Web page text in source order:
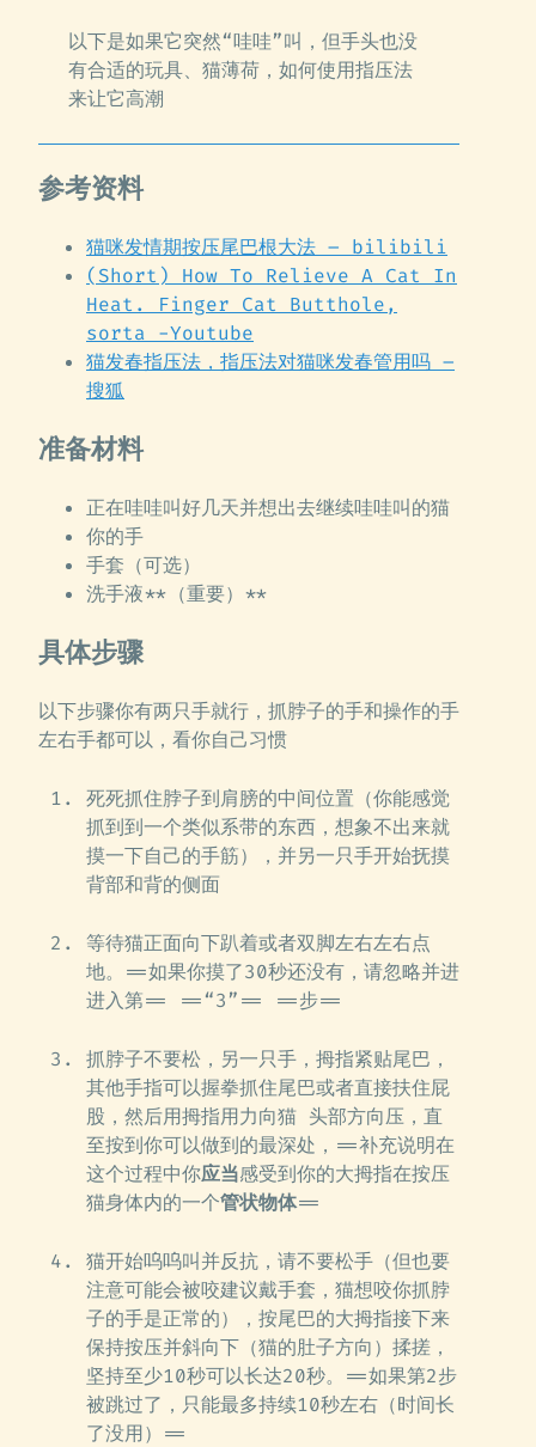
以下是如果它突然“哇哇”叫，但手头也没
有合适的玩具、猫薄荷，如何使用指压法
来让它高潮
参考资料
猫咪发情期按压尾巴根大法 – bilibili
(Short) How To Relieve A Cat In
Heat. Finger Cat Butthole,
sorta -Youtube
猫发春指压法，指压法对猫咪发春管用吗 –
搜狐
准备材料
正在哇哇叫好几天并想出去继续哇哇叫的猫
你的手
手套（可选）
洗手液**（重要）**
具体步骤
以下步骤你有两只手就行，抓脖子的手和操作的手
左右手都可以，看你自己习惯
死死抓住脖子到肩膀的中间位置（你能感觉
抓到到一个类似系带的东西，想象不出来就
摸一下自己的手筋），并另一只手开始抚摸
背部和背的侧面
等待猫正面向下趴着或者双脚左右左右点
地。==如果你摸了30秒还没有，请忽略并进
进入第== ==“3”== ==步==
抓脖子不要松，另一只手，拇指紧贴尾巴，
其他手指可以握拳抓住尾巴或者直接扶住屁
股，然后用拇指用力向猫 头部方向压，直
至按到你可以做到的最深处，==补充说明在
这个过程中你应当感受到你的大拇指在按压
猫身体内的一个管状物体==
猫开始呜呜叫并反抗，请不要松手（但也要
注意可能会被咬建议戴手套，猫想咬你抓脖
子的手是正常的），按尾巴的大拇指接下来
保持按压并斜向下（猫的肚子方向）揉搓，
坚持至少10秒可以长达20秒。==如果第2步
被跳过了，只能最多持续10秒左右（时间长
了没用）==